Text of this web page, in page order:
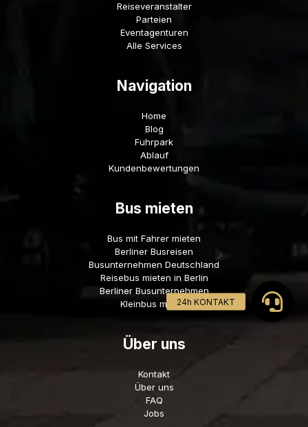
Reiseveranstalter
Parteien
Eventagenturen
Alle Services
Navigation
Home
Blog
Fuhrpark
Ablauf
Kundenbewertungen
Bus mieten
Bus mit Fahrer mieten
Berliner Busreisen
Busunternehmen Deutschland
Reisebus mieten in Berlin
Berliner Busunternehmen
Kleinbus mieten
Über uns
Kontakt
Über uns
FAQ
Jobs